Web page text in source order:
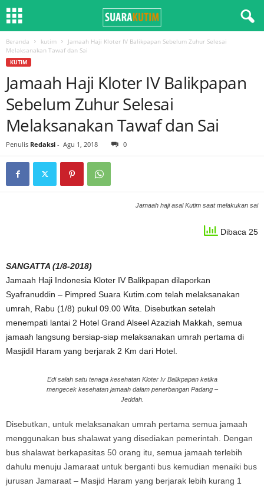
Beranda kutim
Jamaah Haji Kloter IV Balikpapan Sebelum Zuhur Selesai
Melaksanakan Tawaf dan Sai
KUTIM
Jamaah Haji Kloter IV Balikpapan
Sebelum Zuhur Selesai
Melaksanakan Tawaf dan Sai
Penulis Redaksi - Agu 1, 2018 0
Jamaah haji asal Kutim saat melakukan sai
Dibaca 25
SANGATTA (1/8-2018)
Jamaah Haji Indonesia Kloter IV Balikpapan dilaporkan
Syafranuddin – Pimpred Suara Kutim.com telah melaksanakan
umrah, Rabu (1/8) pukul 09.00 Wita. Disebutkan setelah
menempati lantai 2 Hotel Grand Alseel Azaziah Makkah, semua
jamaah langsung bersiap-siap melaksanakan umrah pertama di
Masjidil Haram yang berjarak 2 Km dari Hotel.
Edi salah satu tenaga kesehatan Kloter Iv Balikpapan ketika
mengecek kesehatan jamaah dalam penerbangan Padang –
Jeddah.
Disebutkan, untuk melaksanakan umrah pertama semua jamaah
menggunakan bus shalawat yang disediakan pemerintah. Dengan
bus shalawat berkapasitas 50 orang itu, semua jamaah terlebih
dahulu menuju Jamaraat untuk berganti bus kemudian menaiki bus
jurusan Jamaraat – Masjid Haram yang berjarak lebih kurang 1